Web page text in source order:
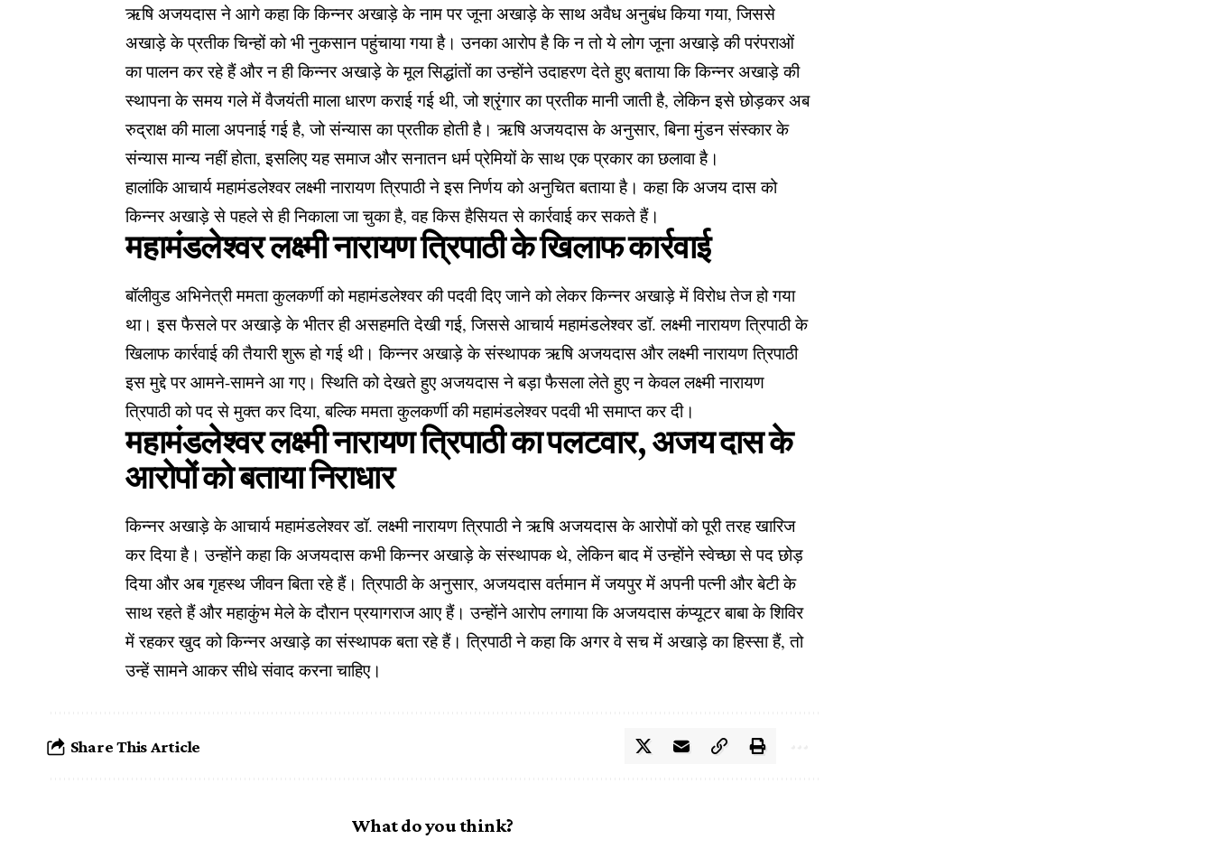
ऋषि अजयदास ने आगे कहा कि किन्नर अखाड़े के नाम पर जूना अखाड़े के साथ अवैध अनुबंध किया गया, जिससे
अखाड़े के प्रतीक चिन्हों को भी नुकसान पहुंचाया गया है। उनका आरोप है कि न तो ये लोग जूना अखाड़े की परंपराओं
का पालन कर रहे हैं और न ही किन्नर अखाड़े के मूल सिद्धांतों का उन्होंने उदाहरण देते हुए बताया कि किन्नर अखाड़े की
स्थापना के समय गले में वैजयंती माला धारण कराई गई थी, जो श्रृंगार का प्रतीक मानी जाती है, लेकिन इसे छोड़कर अब
रुद्राक्ष की माला अपनाई गई है, जो संन्यास का प्रतीक होती है। ऋषि अजयदास के अनुसार, बिना मुंडन संस्कार के
संन्यास मान्य नहीं होता, इसलिए यह समाज और सनातन धर्म प्रेमियों के साथ एक प्रकार का छलावा है।
हालांकि आचार्य महामंडलेश्वर लक्ष्मी नारायण त्रिपाठी ने इस निर्णय को अनुचित बताया है। कहा कि अजय दास को
किन्नर अखाड़े से पहले से ही निकाला जा चुका है, वह किस हैसियत से कार्रवाई कर सकते हैं।
महामंडलेश्वर लक्ष्मी नारायण त्रिपाठी के खिलाफ कार्रवाई
बॉलीवुड अभिनेत्री ममता कुलकर्णी को महामंडलेश्वर की पदवी दिए जाने को लेकर किन्नर अखाड़े में विरोध तेज हो गया
था। इस फैसले पर अखाड़े के भीतर ही असहमति देखी गई, जिससे आचार्य महामंडलेश्वर डॉ. लक्ष्मी नारायण त्रिपाठी के
खिलाफ कार्रवाई की तैयारी शुरू हो गई थी। किन्नर अखाड़े के संस्थापक ऋषि अजयदास और लक्ष्मी नारायण त्रिपाठी
इस मुद्दे पर आमने-सामने आ गए। स्थिति को देखते हुए अजयदास ने बड़ा फैसला लेते हुए न केवल लक्ष्मी नारायण
त्रिपाठी को पद से मुक्त कर दिया, बल्कि ममता कुलकर्णी की महामंडलेश्वर पदवी भी समाप्त कर दी।
महामंडलेश्वर लक्ष्मी नारायण त्रिपाठी का पलटवार, अजय दास के
आरोपों को बताया निराधार
किन्नर अखाड़े के आचार्य महामंडलेश्वर डॉ. लक्ष्मी नारायण त्रिपाठी ने ऋषि अजयदास के आरोपों को पूरी तरह खारिज
कर दिया है। उन्होंने कहा कि अजयदास कभी किन्नर अखाड़े के संस्थापक थे, लेकिन बाद में उन्होंने स्वेच्छा से पद छोड़
दिया और अब गृहस्थ जीवन बिता रहे हैं। त्रिपाठी के अनुसार, अजयदास वर्तमान में जयपुर में अपनी पत्नी और बेटी के
साथ रहते हैं और महाकुंभ मेले के दौरान प्रयागराज आए हैं। उन्होंने आरोप लगाया कि अजयदास कंप्यूटर बाबा के शिविर
में रहकर खुद को किन्नर अखाड़े का संस्थापक बता रहे हैं। त्रिपाठी ने कहा कि अगर वे सच में अखाड़े का हिस्सा हैं, तो
उन्हें सामने आकर सीधे संवाद करना चाहिए।
Share This Article
What do you think?